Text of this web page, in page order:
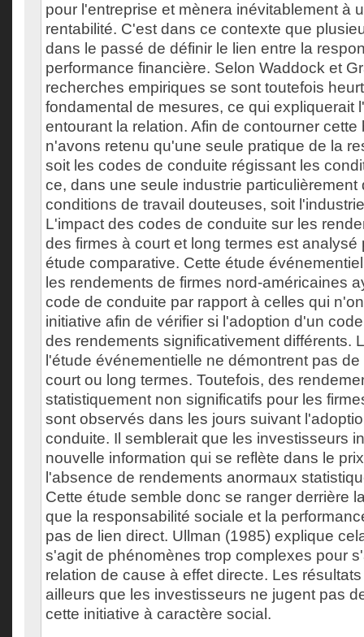
pour l'entreprise et mènera inévitablement à
rentabilité. C'est dans ce contexte que
dans le passé de définir le lien entre la
performance financière. Selon Waddock et
recherches empiriques se sont toutefois
fondamental de mesures, ce qui expliquerait
entourant la relation. Afin de contourner cette
n'avons retenu qu'une seule pratique de la
soit les codes de conduite régissant les
ce, dans une seule industrie
conditions de travail douteuses, soit
L'impact des codes de conduite sur les
des firmes à court et long termes est analysé
étude comparative. Cette étude
les rendements de firmes nord-américaines
code de conduite par rapport à celles qui
initiative afin de vérifier si l'adoption d'un
des rendements significativement différents.
l'étude événementielle ne démontrent pas
court ou long termes. Toutefois, des
statistiquement non significatifs pour les
sont observés dans les jours suivant
conduite. Il semblerait que les investisseurs
nouvelle information qui se reflète dans le
l'absence de rendements anormaux
Cette étude semble donc se ranger derrière
que la responsabilité sociale et la
pas de lien direct. Ullman (1985) explique
s'agit de phénomènes trop complexes pour
relation de cause à effet directe. Les
ailleurs que les investisseurs ne jugent pas
cette initiative à caractère social.